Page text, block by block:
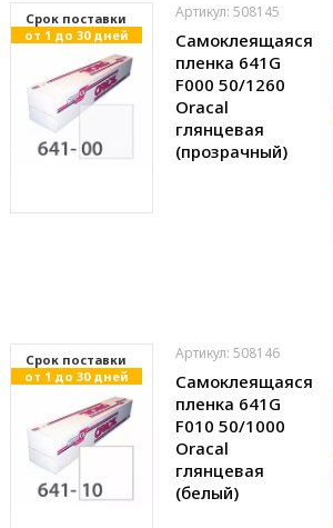
Cрок поставки
от 1 до 30 дней
Артикул: 508145
Самоклеящаяся
пленка 641G
F000 50/1260
Oracal
глянцевая
(прозрачный)
Cрок поставки
от 1 до 30 дней
Артикул: 508146
Самоклеящаяся
пленка 641G
F010 50/1000
Oracal
глянцевая
(белый)